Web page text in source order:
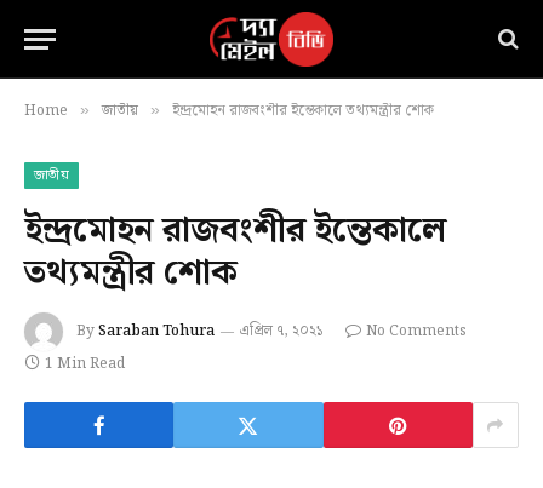
Home » জাতীয় » ইন্দ্রমোহন রাজবংশীর ইন্তেকালে তথ্যমন্ত্রীর শোক
জাতীয়
ইন্দ্রমোহন রাজবংশীর ইন্তেকালে
তথ্যমন্ত্রীর শোক
BySaraban Tohura এপ্রিল ৭, ২০২১
No Comments
1 Min Read